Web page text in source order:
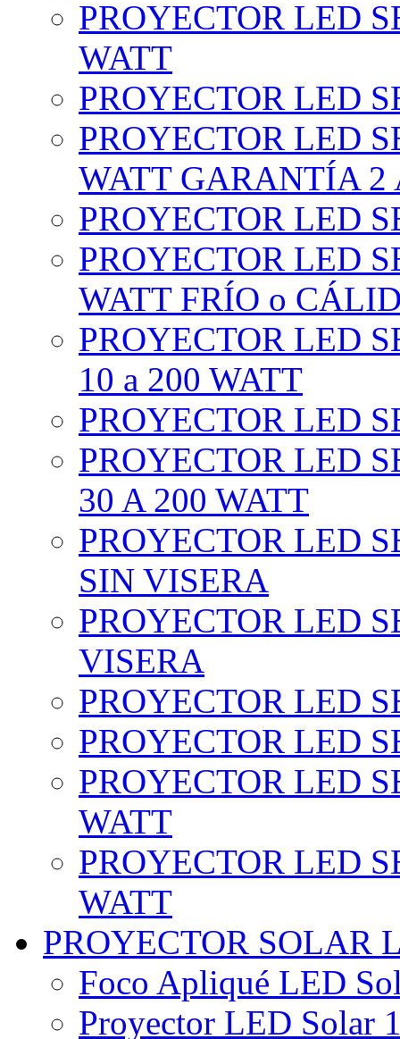
PROYECTOR LED
WATT
PROYECTOR LED
PROYECTOR LED
WATT GARANTÍA 2
PROYECTOR LED
PROYECTOR LED
WATT FRÍO o
PROYECTOR LED
10 a 200 WATT
PROYECTOR LED
PROYECTOR LED
30 A 200 WATT
PROYECTOR LED
SIN VISERA
PROYECTOR LED
VISERA
PROYECTOR LED
PROYECTOR LED
PROYECTOR LED
WATT
PROYECTOR LED
WATT
PROYECTOR SOLAR
Foco Apliqué LED
Proyector LED Solar